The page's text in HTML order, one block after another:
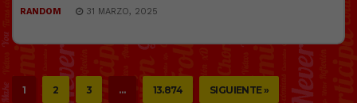
RANDOM 31 MARZO, 2025
1 2 3 … 13.874 SIGUIENTE »